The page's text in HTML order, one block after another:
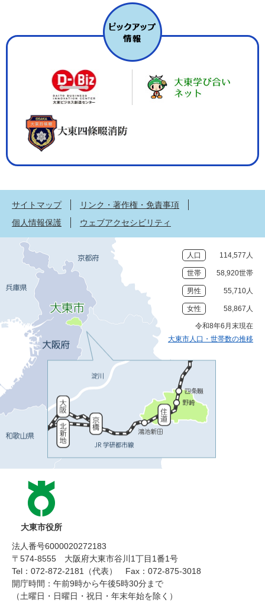
サイトマップ
リンク・著作権・免責事項
個人情報保護
ウェブアクセシビリティ
人口 114,577人
世帯 58,920世帯
男性 55,710人
女性 58,867人
令和8年6月末現在
大東市人口・世帯数の推移
大東市役所
法人番号6000020272183
〒574-8555 大阪府大東市谷川1丁目1番1号
Tel：072-872-2181（代表）
Fax：072-875-3018
開庁時間：午前9時から午後5時30分まで
（土曜日・日曜日・祝日・年末年始を除く）